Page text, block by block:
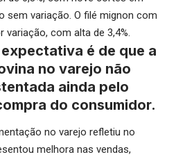
sem variação. O filé mignon com
com alta de 3,4%.
é de que a
no varejo não
ainda pelo
do consumidor.
no varejo refletiu no
melhora nas vendas,